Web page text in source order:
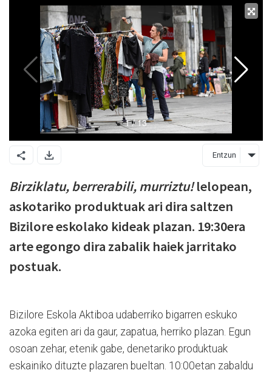
Entzun
Birziklatu, berrerabili, murriztu!lelopean,
askotariko produktuak ari dira saltzen
Bizilore eskolako kideak plazan. 19:30era
arte egongo dira zabalik haiek jarritako
postuak.
Bizilore Eskola Aktiboa udaberriko bigarren eskuko
azoka egiten ari da gaur, zapatua, herriko plazan. Egun
osoan zehar, etenik gabe, denetariko produktuak
eskainiko dituzte plazaren bueltan. 10:00etan zabaldu